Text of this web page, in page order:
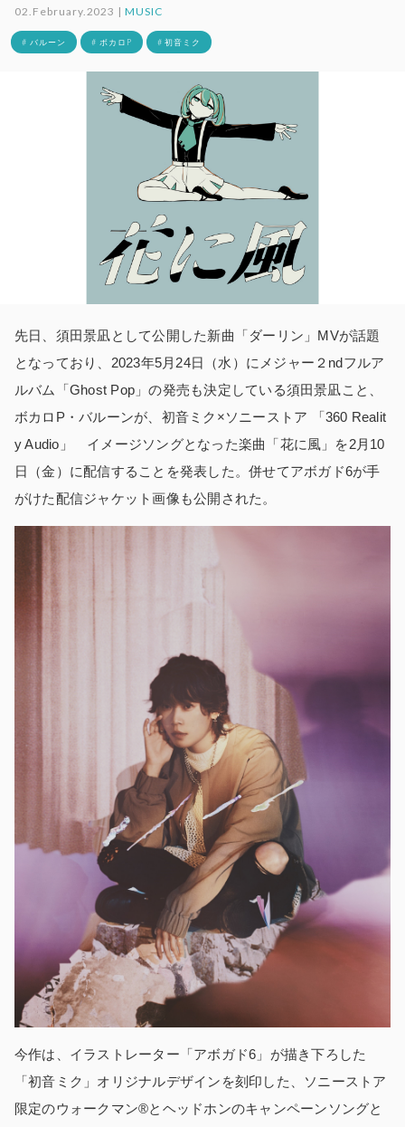
02.February.2023 |MUSIC
# バルーン # ボカロP # 初音ミク
先日、須田景凪として公開した新曲「ダーリン」MVが話題
となっており、2023年5月24日（水）にメジャー２ndフルア
ルバム「Ghost Pop」の発売も決定している須田景凪こと、
ボカロP・バルーンが、初音ミク×ソニーストア 「360 Realit
y Audio」 イメージソングとなった楽曲「花に風」を2月10
日（金）に配信することを発表した。併せてアボガド6が手
がけた配信ジャケット画像も公開された。
今作は、イラストレーター「アボガド6」が描き下ろした
「初音ミク」オリジナルデザインを刻印した、ソニーストア
限定のウォークマン®とヘッドホンのキャンペーンソングと